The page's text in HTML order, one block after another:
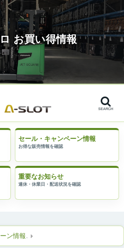
SEARCH
セール・キャンペーン情報
重要なお知らせ
ン情報